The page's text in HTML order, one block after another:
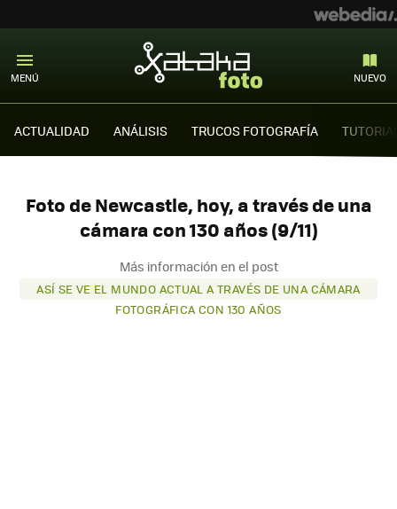
MENÚ NUEVO
ACTUALIDAD ANÁLISIS TRUCOS FOTOGRAFÍA
Foto de Newcastle, hoy, a través de una
cámara con 130 años (9/11)
Más información en el post
ASÍ SE VE EL MUNDO ACTUAL A TRAVÉS DE UNA CÁMARA
FOTOGRÁFICA CON 130 AÑOS